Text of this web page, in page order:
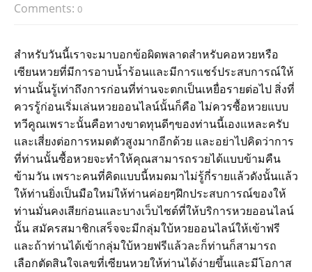
Comments: 0
สำหรับวันนี้เราจะมาบอกข้อผิดพลาดสำหรับคอหวยหรือ
เซียนหวยที่มีการอาบน้ำร้อนและมีการแชร์ประสบการณ์ให้
ท่านนั้นรู้เท่าถึงการก่อนที่ท่านจะตกเป็นเหยื่อรายต่อไป สิ่งที่
ควรรู้ก่อนเริ่มเล่นหวยออนไลน์นั้นก็คือ ไม่ควรซื้อหวยแบบ
ทวีคูณเพราะนั้นคือทางขาดทุนดีๆของท่านนี้เองแหละครับ
และเสี่ยงต่อการหมดตัวสูงมากอีกด้วย และอย่าไปคิดว่าการ
ที่ท่านนั้นซื้อหวยจะทำให้คุณสามารถรวยได้แบบข้ามคืน
ข้ามวัน เพราะคนที่คิดแบบนี้หมดมาไม่รู้กี่รายแล้วดังนั้นแล้ว
ให้ท่านยิ่งเป็นมือใหม่ให้ท่านค่อยๆฝึกประสบการณ์ของให้
ท่านมั่นคงเสียก่อนและบางเว็บไซต์ที่ให้บริการหวยออนไลน์
นั้น สมัครสมาชิกเสร็จจะมีกลุ่มใบ้หวยออนไลน์ให้เข้าฟรี
และถ้าท่านได้เข้ากลุ่มใบ้หวยฟรีแล้วละก็ท่านก็สามารถ
เลือกตัดสินใจเลขที่เซียนหวยให้ท่านได้ง่ายขึ้นและมีโอกาส